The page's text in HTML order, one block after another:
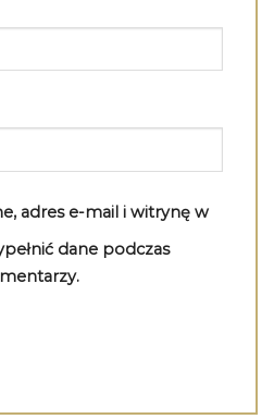
adres e-mail i witrynę w
dane podczas